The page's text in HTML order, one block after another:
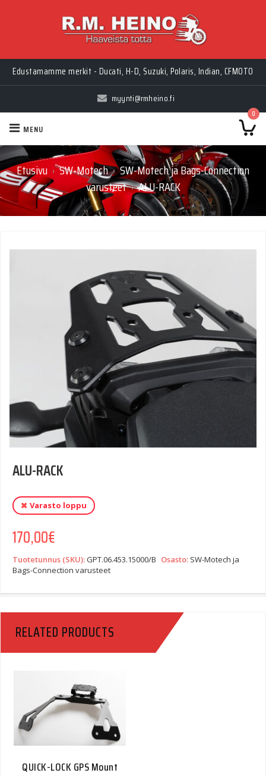
Edustamamme merkit - Ducati, H-D, Suzuki, Polaris, Indian, CFMOTO
myynti@rmheino.fi
0
MENU
Etusivu › SW-Motech › SW-Motech ja Bags-Connection
varusteet › ALU-RACK
ALU-RACK
Varasto loppu
170,00€
Tuotetunnus (SKU):GPT.06.453.15000/B Osasto: SW-Motech ja
Bags-Connection varusteet
RELATED PRODUCTS
QUICK-LOCK GPS Mount